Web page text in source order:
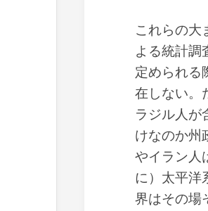
これらの大
よる統計調
定められる
在しない。
ラジル人が
けなのか州
やイラン人
に）太平洋
界はその場